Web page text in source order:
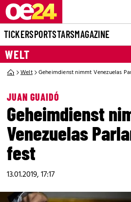
TICKERSPORTSTARSMAGAZINE
WELT
Welt Geheimdienst nimmt Venezuelas
JUAN GUAIDÓ
Geheimdienst
Venezuelas
fest
13.01.2019, 17:17